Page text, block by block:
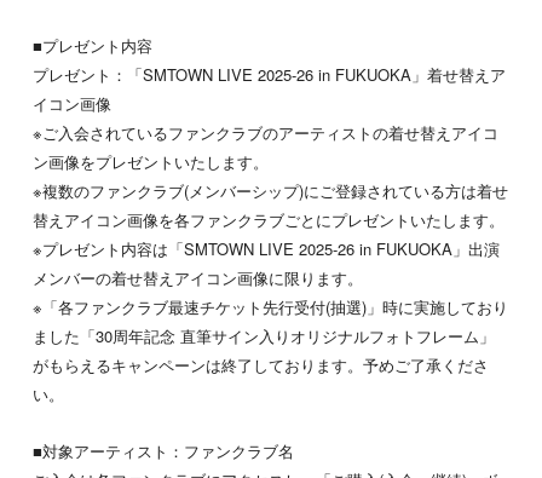
■プレゼント内容
プレゼント：「SMTOWN LIVE 2025-26 in FUKUOKA」着せ替えア
イコン画像
※ご入会されているファンクラブのアーティストの着せ替えアイコ
ン画像をプレゼントいたします。
※複数のファンクラブ(メンバーシップ)にご登録されている方は着せ
替えアイコン画像を各ファンクラブごとにプレゼントいたします。
※プレゼント内容は「SMTOWN LIVE 2025-26 in FUKUOKA」出演
メンバーの着せ替えアイコン画像に限ります。
※「各ファンクラブ最速チケット先行受付(抽選)」時に実施しており
ました「30周年記念 直筆サイン入りオリジナルフォトフレーム」
がもらえるキャンペーンは終了しております。予めご了承くださ
い。
■対象アーティスト：ファンクラブ名